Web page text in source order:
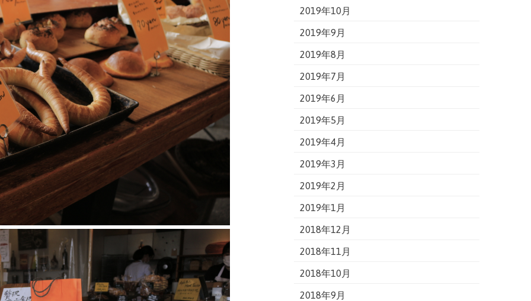
2019年10月
2019年9月
2019年8月
2019年7月
2019年6月
2019年5月
2019年4月
2019年3月
2019年2月
2019年1月
2018年12月
2018年11月
2018年10月
2018年9月